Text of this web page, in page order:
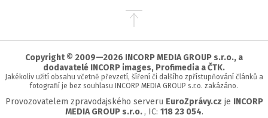
Přejít
stránky
Copyright © 2009—2026 INCORP MEDIA GROUP s.r.o., a
dodavatelé INCORP images, Profimedia a ČTK.
Jakékoliv užití obsahu včetně převzetí, šíření či dalšího zpřístupňování článků a
fotografií je bez souhlasu INCORP MEDIA GROUP s.r.o. zakázáno.
Provozovatelem zpravodajského serveru EuroZprávy.cz je INCORP
MEDIA GROUP s.r.o. , IC: 118 23 054.